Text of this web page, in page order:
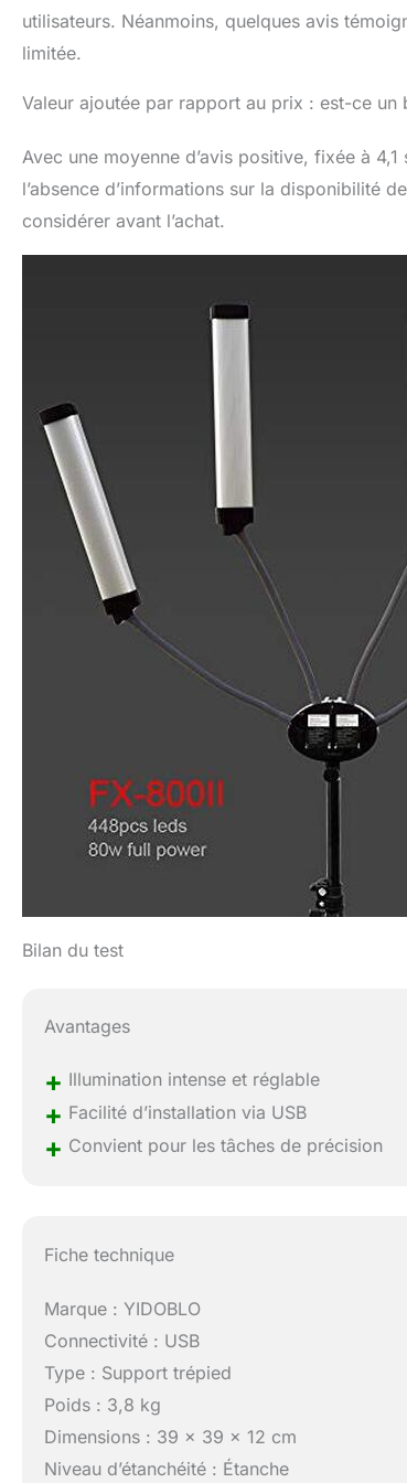
utilisateurs. Néanmoins, quelques avis
limitée.
Valeur ajoutée par rapport au prix : est-ce un
Avec une moyenne d’avis positive, fixée à
l’absence d’informations sur la disponibilité
considérer avant l’achat.
Bilan du test
Avantages
+ Illumination intense et réglable
+ Facilité d’installation via USB
+ Convient pour les tâches de précision
Fiche technique
Marque : YIDOBLO
Connectivité : USB
Type : Support trépied
Poids : 3,8 kg
Dimensions : 39 x 39 x 12 cm
Niveau d’étanchéité : Étanche